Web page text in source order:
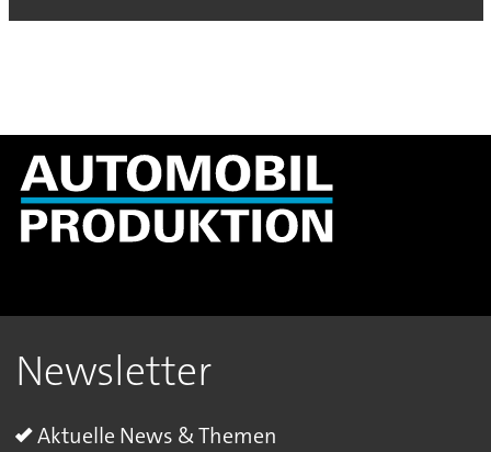
Newsletter
Aktuelle News & Themen